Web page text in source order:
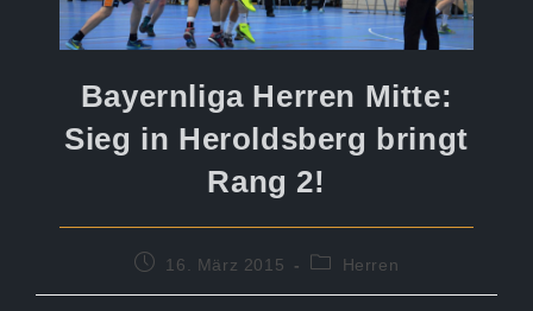
Bayernliga Herren Mitte:
Sieg in Heroldsberg bringt
Rang 2!
Beitrag16. März 2015
Beitrags-
Herren